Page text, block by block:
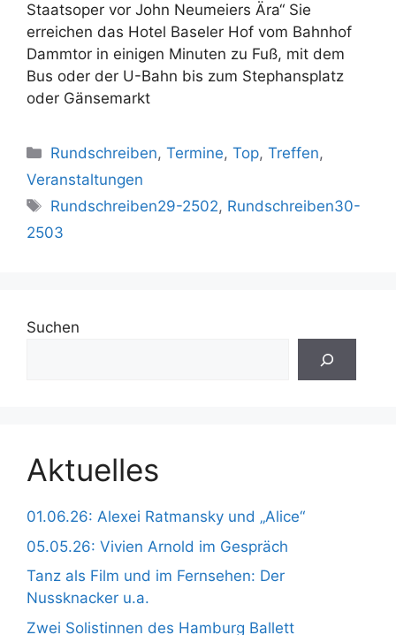
Staatsoper vor John Neumeiers Ära“ Sie
erreichen das Hotel Baseler Hof vom Bahnhof
Dammtor in einigen Minuten zu Fuß, mit dem
Bus oder der U-Bahn bis zum Stephansplatz
oder Gänsemarkt
Kategorien
Rundschreiben,Termine,Top,Treffen,
Veranstaltungen
Schlagwörter
Rundschreiben29-2502, Rundschreiben30-
2503
Suchen
Aktuelles
01.06.26: Alexei Ratmansky und „Alice“
05.05.26: Vivien Arnold im Gespräch
Tanz als Film und im Fernsehen: Der
Nussknacker u.a.
Zwei Solistinnen des Hamburg Ballett